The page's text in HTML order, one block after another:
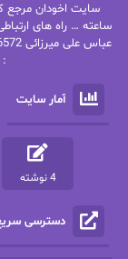
پاتریشیا ویلسون
پرستو مهاجر
پروانه قدیمی
پریسا شکور(طوفان
ساعته … راه های
:
آمار سایت
4 نوشته
دسترسی